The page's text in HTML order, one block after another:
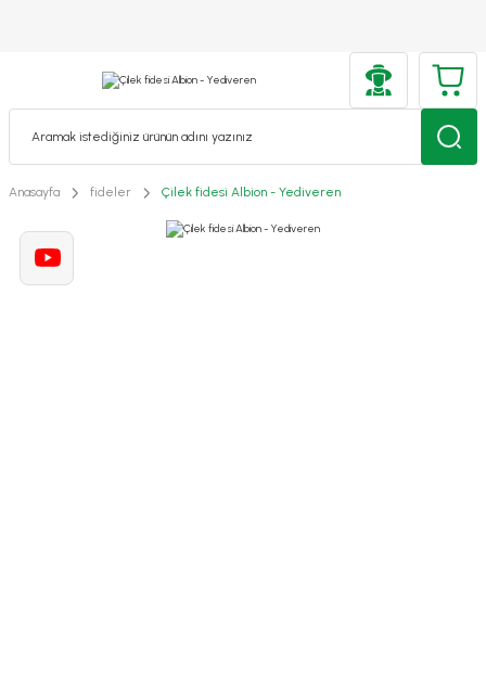
Anasayfa fideler Çilek fidesi Albion - Yediveren